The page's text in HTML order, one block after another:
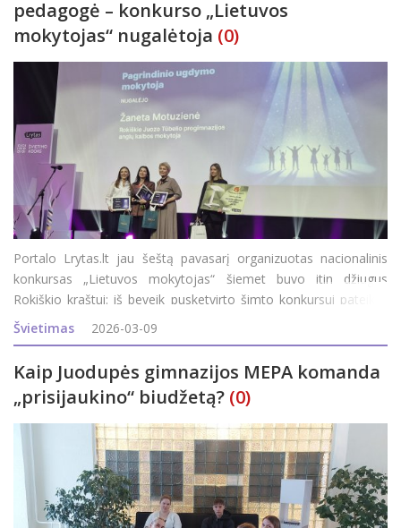
pedagogė – konkurso „Lietuvos
mokytojas“ nugalėtoja (0)
Portalo Lrytas.lt jau šeštą pavasarį organizuotas nacionalinis
konkursas „Lietuvos mokytojas“ šiemet buvo itin džiugus
Rokiškio kraštui: iš beveik pusketvirto šimto konkursui pateiktų
šalies pedagogų, viena iš 18-os nominacij
Švietimas 2026-03-09
Kaip Juodupės gimnazijos MEPA komanda
„prisijaukino“ biudžetą? (0)